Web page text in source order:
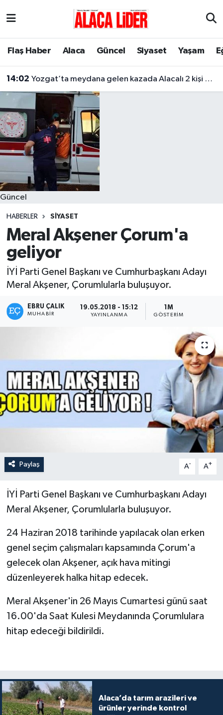
Flaş Haber Alaca Güncel Siyaset Yaşam
14:02 Yozgat’ta meydana gelen kazada Alacalı 2 kişi hayatını kaybetti
Güncel
HABERLER SIYASET
Meral Akşener Çorum'a
geliyor
İYİ Parti Genel Başkanı ve Cumhurbaşkanı Adayı
Meral Akşener, Çorumlularla buluşuyor.
EBRU ÇALIK
MUHABIR
19.05.2018 - 15:12
YAYINLANMA
1M
GÖSTERIM
Paylaş A- A+
İYİ Parti Genel Başkanı ve Cumhurbaşkanı Adayı
Meral Akşener, Çorumlularla buluşuyor.
24 Haziran 2018 tarihinde yapılacak olan erken
genel seçim çalışmaları kapsamında Çorum'a
gelecek olan Akşener, açık hava mitingi
düzenleyerek halka hitap edecek.
Meral Akşener'in 26 Mayıs Cumartesi günü saat
16.00'da Saat Kulesi Meydanında Çorumlulara
hitap edeceği bildirildi.
Alaca’da tarım arazileri ve
ürünler yerinde kontrol
Çorum Nöbetçi Eczaneler
Çorum Trafik Yoğunluk Haritası
Süper Lig Puan Durumu ve Fikstür
Tüm Manşetler
Son Dakika Haberleri
Haber Arşivi